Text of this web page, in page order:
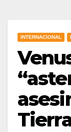
INTERNACIONAL